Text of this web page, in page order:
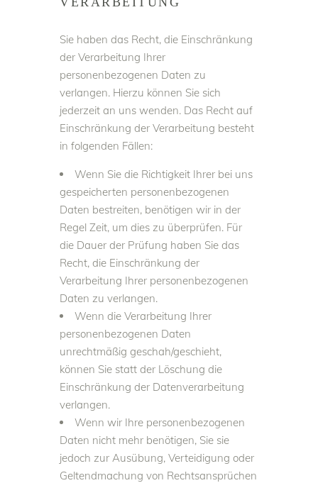
Sie haben das Recht, die Einschränkung
der Verarbeitung Ihrer
personenbezogenen Daten zu
verlangen. Hierzu können Sie sich
jederzeit an uns wenden. Das Recht auf
Einschränkung der Verarbeitung besteht
in folgenden Fällen:
Wenn Sie die Richtigkeit Ihrer bei uns
gespeicherten personenbezogenen
Daten bestreiten, benötigen wir in der
Regel Zeit, um dies zu überprüfen. Für
die Dauer der Prüfung haben Sie das
Recht, die Einschränkung der
Verarbeitung Ihrer personenbezogenen
Daten zu verlangen.
Wenn die Verarbeitung Ihrer
personenbezogenen Daten
unrechtmäßig geschah/geschieht,
können Sie statt der Löschung die
Einschränkung der Datenverarbeitung
verlangen.
Wenn wir Ihre personenbezogenen
Daten nicht mehr benötigen, Sie sie
jedoch zur Ausübung, Verteidigung oder
Geltendmachung von Rechtsansprüchen